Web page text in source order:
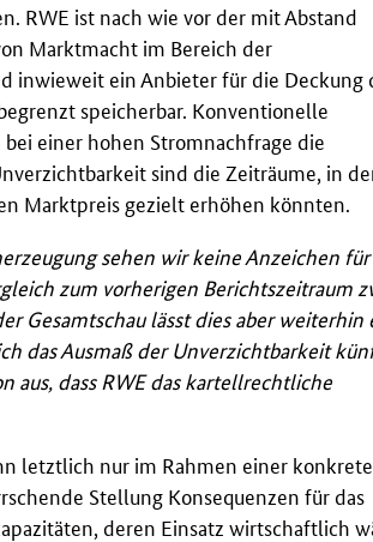
RWE ist nach wie vor der mit Abstand
Marktmacht im Bereich der
inwieweit ein Anbieter für die Deckung
speicherbar. Konventionelle
einer hohen Stromnachfrage die
sind die Zeiträume, in
Marktpreis gezielt erhöhen könnten.
sehen wir keine Anzeichen
zum vorherigen Berichtszeitraum
Gesamtschau lässt dies aber weiterhin
das Ausmaß der Unverzichtbarkeit
aus, dass RWE das kartellrechtliche
letztlich nur im Rahmen einer
Stellung Konsequenzen für das
deren Einsatz wirtschaftlich